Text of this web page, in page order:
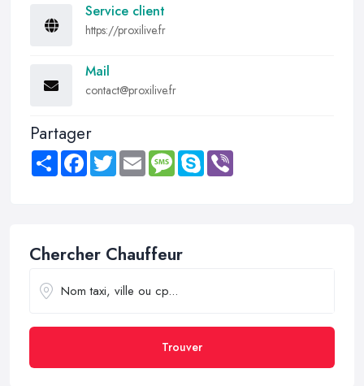
Service client
https://proxilive.fr
Mail
contact@proxilive.fr
Partager
Share FacebookTwitter Email MessageSkype
Chercher Chauffeur
Trouver